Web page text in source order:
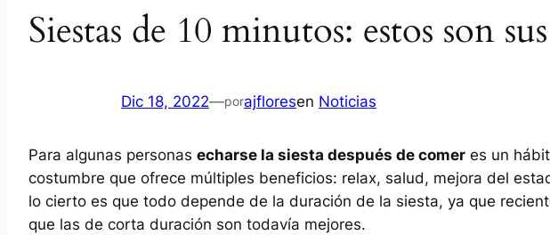
Siestas de 10 minutos: estos son
Dic 18, 2022—porajfloresen Noticias
Para algunas personas echarse la siesta después de comer es un
costumbre que ofrece múltiples beneficios: relax, salud, mejora del
lo cierto es que todo depende de la duración de la siesta, ya que
que las de corta duración son todavía mejores.